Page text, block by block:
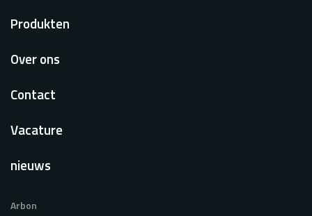
Voet
Produkten
Over ons
Contact
Vacature
nieuws
Arbon